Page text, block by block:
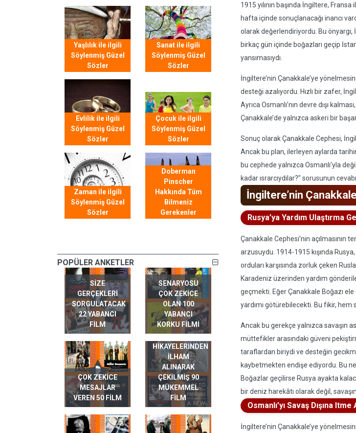
Yaşlılık ile ilgili
Söylenmiş Güzel
Sözler
Sanat ile ilgili
Söylenmiş Güzel
Sözler
Evlilik ile ilgili
Söylenmiş Güzel
Sözler
Çocuk ile ilgili
Söylenmiş Güzel
Sözler
Zaman ile ilgili
Söylenmiş Güzel
Sözler
Doberman
Pinscher
Hakkında Tüm
Bilmeniz
Gerekenler
POPÜLER ANKETLER
SIZE
GERÇEKLERI
SORGULATACAK
22 YABANCI
FILM
SENARYOSU
ÇOK ZEKICE
OLAN 100
YABANCI
KORKU FILMI
ÇOK ZEKICE
MESAJLAR
VEREN 50 FILM
GERÇEK HAYAT
HIKAYELERINDEN
ILHAM
ALINARAK
ÇEKILMIŞ 90
MÜKEMMEL
FILM
1915 yılının başında İngiltere,
hafta içinde sonuçlanacağı inancı
olarak değerlendiriyordu. Bu önyargı,
birkaç gün içinde boğazları geçip
yansımasıydı.
İngiltere’nin Çanakkale’ye
desteği azalıyordu. Hızlı bir zafer,
Ayrıca Osmanlı’nın devre dışı
Çanakkale’de yalnızca askeri bir
Sonuç olarak Çanakkale Cephesi,
Ancak bu plan, ilerleyen aylarda
bu cephede yalnızca Osmanlı’yla
kadar ısrarcıydılar?” sorusunun
İngiltere’nin
Rusya’ya Yardım Ulaştırma
Çanakkale Cephesi’nin açılmasının
arzusuydu. 1914-1915 kışında
orduları karşısında zorluk çeken
Karadeniz üzerinden yardım
geçmekti. Eğer Çanakkale Boğazı
yardımı götürebilecekti. Bu fikir,
Ancak bu gerekçe yalnızca savaşın
müttefikler arasındaki güveni
taraflardan biriydi ve desteğin
kaybetmekten endişe ediyordu. Bu
Boğazlar geçilirse Rusya ayakta
bir deniz harekâtı olarak değil,
Osmanlı’yı Savaş Dışına Itme
İngiltere’nin Çanakkale’ye